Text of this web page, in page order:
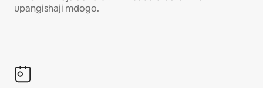
upangishaji mdogo.